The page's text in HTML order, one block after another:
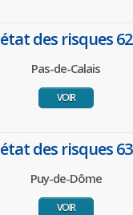
état des risques 62
Pas-de-Calais
VOIR
état des risques 63
Puy-de-Dôme
VOIR